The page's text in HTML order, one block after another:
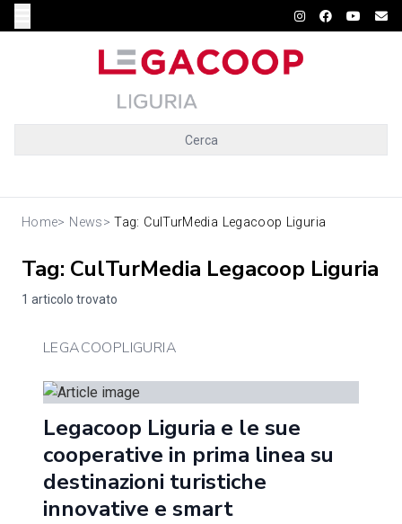
Cerca
Home> News> Tag: CulTurMedia Legacoop Liguria
Tag: CulTurMedia Legacoop Liguria
1 articolo trovato
LEGACOOPLIGURIA
Legacoop Liguria e le sue
cooperative in prima linea su
destinazioni turistiche
innovative e smart